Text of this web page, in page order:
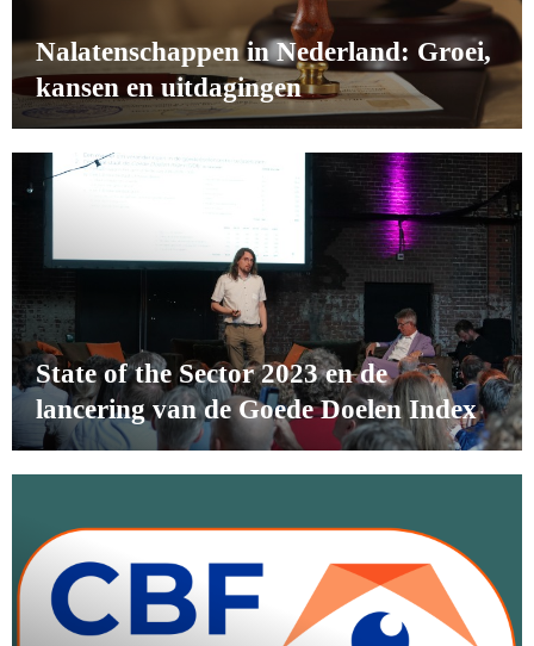
Nalatenschappen in Nederland: Groei,
kansen en uitdagingen
State of the Sector 2023 en de
lancering van de Goede Doelen Index